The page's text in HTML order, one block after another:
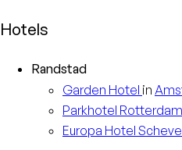
Hotels
Randstad
Garden Hotel in
Parkhotel Rotterdam
Europa Hotel